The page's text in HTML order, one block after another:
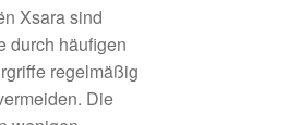
Xsara sind
durch häufigen
regelmäßig
Die